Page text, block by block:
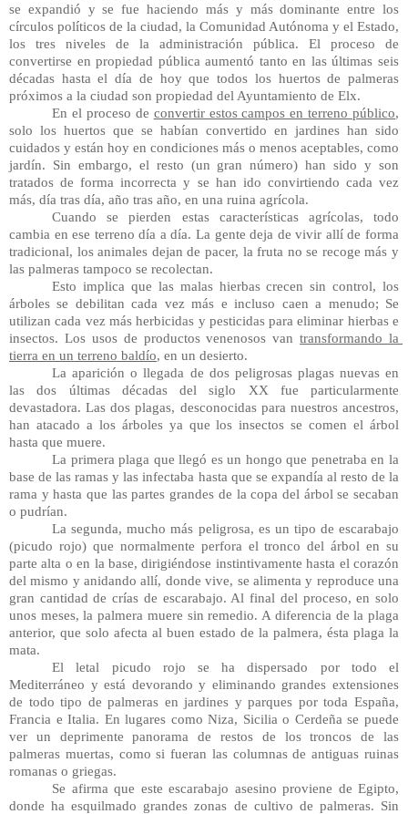
se expandió y se fue haciendo más y más dominante entre los
círculos políticos de la ciudad, la Comunidad Autónoma y el Estado,
los tres niveles de la administración pública. El proceso de
convertirse en propiedad pública aumentó tanto en las últimas seis
décadas hasta el día de hoy que todos los huertos de palmeras
próximos a la ciudad son propiedad del Ayuntamiento de Elx.
En el proceso de convertir estos campos en terreno público,
solo los huertos que se habían convertido en jardines han sido
cuidados y están hoy en condiciones más o menos aceptables, como
jardín. Sin embargo, el resto (un gran número) han sido y son
tratados de forma incorrecta y se han ido convirtiendo cada vez
más, día tras día, año tras año, en una ruina agrícola.
Cuando se pierden estas características agrícolas, todo
cambia en ese terreno día a día. La gente deja de vivir allí de forma
tradicional, los animales dejan de pacer, la fruta no se recoge más y
las palmeras tampoco se recolectan.
Esto implica que las malas hierbas crecen sin control, los
árboles se debilitan cada vez más e incluso caen a menudo; Se
utilizan cada vez más herbicidas y pesticidas para eliminar hierbas e
insectos. Los usos de productos venenosos van transformando la
tierra en un terreno baldío, en un desierto.
La aparición o llegada de dos peligrosas plagas nuevas en
las dos últimas décadas del siglo XX fue particularmente
devastadora. Las dos plagas, desconocidas para nuestros ancestros,
han atacado a los árboles ya que los insectos se comen el árbol
hasta que muere.
La primera plaga que llegó es un hongo que penetraba en la
base de las ramas y las infectaba hasta que se expandía al resto de la
rama y hasta que las partes grandes de la copa del árbol se secaban
o pudrían.
La segunda, mucho más peligrosa, es un tipo de escarabajo
(picudo rojo) que normalmente perfora el tronco del árbol en su
parte alta o en la base, dirigiéndose instintivamente hasta el corazón
del mismo y anidando allí, donde vive, se alimenta y reproduce una
gran cantidad de crías de escarabajo. Al final del proceso, en solo
unos meses, la palmera muere sin remedio. A diferencia de la plaga
anterior, que solo afecta al buen estado de la palmera, ésta plaga la
mata.
El letal picudo rojo se ha dispersado por todo el
Mediterráneo y está devorando y eliminando grandes extensiones
de todo tipo de palmeras en jardines y parques por toda España,
Francia e Italia. En lugares como Niza, Sicilia o Cerdeña se puede
ver un deprimente panorama de restos de los troncos de las
palmeras muertas, como si fueran las columnas de antiguas ruinas
romanas o griegas.
Se afirma que este escarabajo asesino proviene de Egipto,
donde ha esquilmado grandes zonas de cultivo de palmeras. Sin